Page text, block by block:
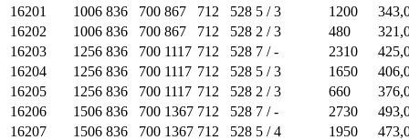
16201
1006 836 700 867 712 528 5 / 3 1200
16202
1006 836 700 867 712 528 2 / 3 480
16203
1256 836 700 1117 712 528 7 / - 2310
16204
1256 836 700 1117 712 528 5 / 3 1650
16205
1256 836 700 1117 712 528 2 / 3 660
16206
1506 836 700 1367 712 528 7 / - 2730
16207
1506 836 700 1367 712 528 5 / 4 1950